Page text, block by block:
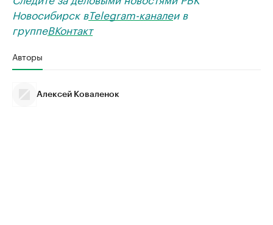
Новосибирск вTelegram-каналеи в
группеВКонтакт
Авторы
Алексей Коваленок